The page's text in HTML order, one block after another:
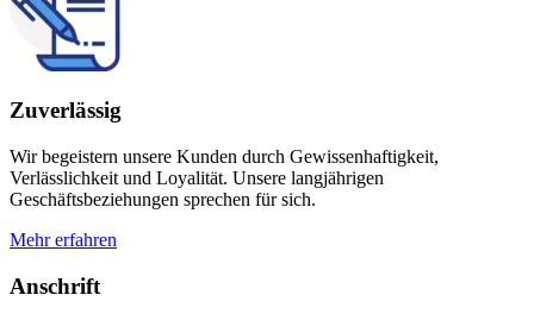
Zuverlässig
Wir begeistern unsere Kunden durch Gewissenhaftigkeit,
Verlässlichkeit und Loyalität. Unsere langjährigen
Geschäftsbeziehungen sprechen für sich.
Mehr erfahren
Anschrift